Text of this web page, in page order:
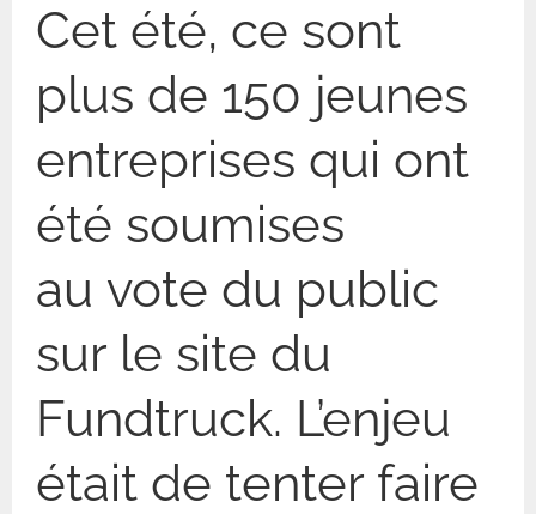
Cet été, ce sont
plus de 150 jeunes
entreprises qui ont
été soumises
au vote du public
sur le site du
Fundtruck. L’enjeu
était de tenter faire